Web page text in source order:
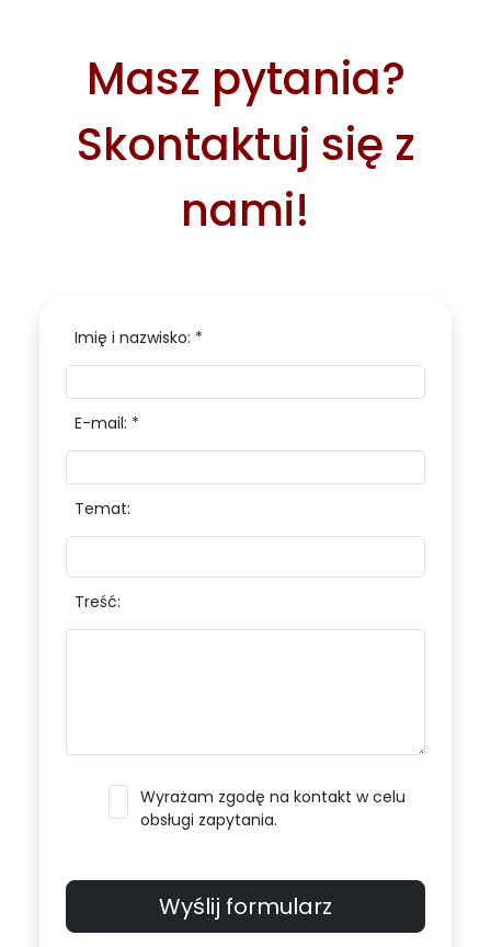
Masz pytania?
Skontaktuj się z
nami!
Imię i nazwisko: *
E-mail: *
Temat:
Treść:
Wyrażam zgodę na kontakt w celu
obsługi zapytania.
Wyślij formularz